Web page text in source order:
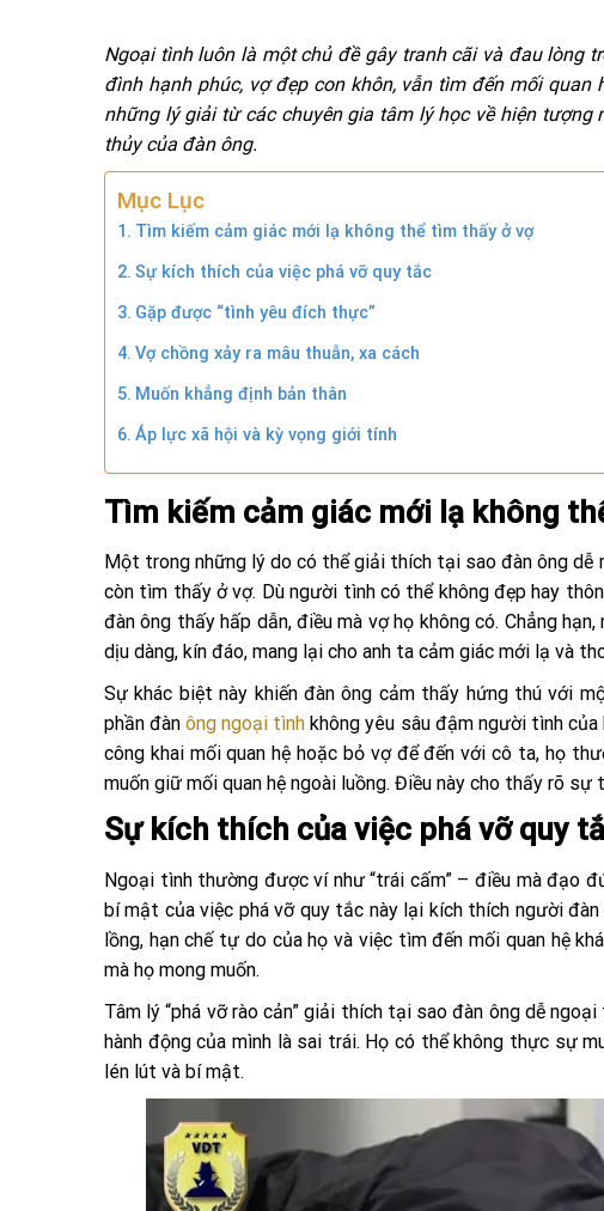
Ngoại tình luôn là một chủ đề gây tranh cãi và đau lòng
đình hạnh phúc, vợ đẹp con khôn, vẫn tìm đến mối quan
những lý giải từ các chuyên gia tâm lý học về hiện
thủy của đàn ông.
Mục Lục
Tìm kiếm cảm giác mới lạ không thể tìm thấy ở vợ
Sự kích thích của việc phá vỡ quy tắc
Gặp được “tình yêu đích thực”
Vợ chồng xảy ra mâu thuẫn, xa cách
Muốn khẳng định bản thân
Áp lực xã hội và kỳ vọng giới tính
Tìm kiếm cảm giác mới lạ không
Một trong những lý do có thể giải thích tại sao đàn ông dễ
còn tìm thấy ở vợ. Dù người tình có thể không đẹp hay
đàn ông thấy hấp dẫn, điều mà vợ họ không có. Chẳng
dịu dàng, kín đáo, mang lại cho anh ta cảm giác mới lạ và
Sự khác biệt này khiến đàn ông cảm thấy hứng thú với
phần đànông ngoại tình không yêu sâu đậm người tình
công khai mối quan hệ hoặc bỏ vợ để đến với cô ta, họ
muốn giữ mối quan hệ ngoài luồng. Điều này cho thấy rõ
Sự kích thích của việc phá vỡ quy
Ngoại tình thường được ví như “trái cấm” – điều mà đạo
bí mật của việc phá vỡ quy tắc này lại kích thích người
lồng, hạn chế tự do của họ và việc tìm đến mối quan hệ
mà họ mong muốn.
Tâm lý “phá vỡ rào cản” giải thích tại sao đàn ông dễ
hành động của mình là sai trái. Họ có thể không thực sự
lén lút và bí mật.